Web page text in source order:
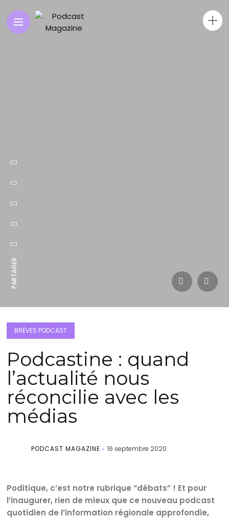
PARTAGER :
BRÈVES PODCAST
Podcastine : quand
l’actualité nous
réconcilie avec les
médias
PODCAST MAGAZINE 16 septembre 2020
Poditique, c’est notre rubrique “débats” ! Et pour
l’inaugurer, rien de mieux que ce nouveau podcast
quotidien de l’information régionale approfondie,